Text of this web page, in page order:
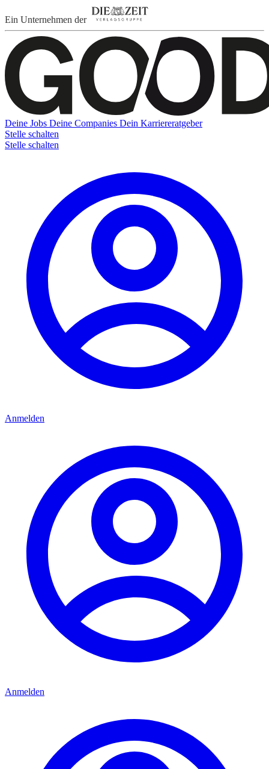
Ein Unternehmen der
Deine Jobs Deine Companies Dein Karriereratgeber
Stelle schalten
Stelle schalten
Anmelden
Anmelden